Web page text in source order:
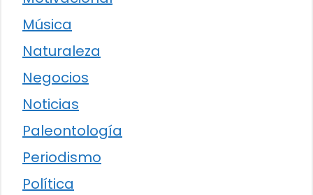
Música
Naturaleza
Negocios
Noticias
Paleontología
Periodismo
Política